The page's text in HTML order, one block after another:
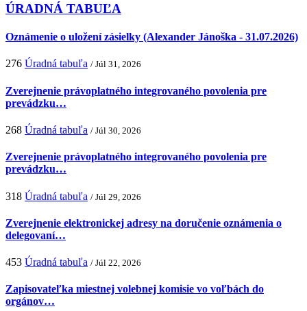
ÚRADNÁ TABUĽA
Oznámenie o uložení zásielky (Alexander Jánoška - 31.07.2026)
276 Úradná tabuľa / Júl 31, 2026
Zverejnenie právoplatného integrovaného povolenia pre
prevádzku…
268 Úradná tabuľa / Júl 30, 2026
Zverejnenie právoplatného integrovaného povolenia pre
prevádzku…
318 Úradná tabuľa / Júl 29, 2026
Zverejnenie elektronickej adresy na doručenie oznámenia o
delegovaní…
453 Úradná tabuľa / Júl 22, 2026
Zapisovateľka miestnej volebnej komisie vo voľbách do
orgánov…